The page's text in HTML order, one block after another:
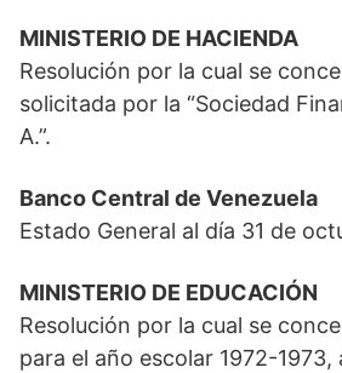
MINISTERIO DE HACIENDA
Resolución por la cual se
solicitada por la “Sociedad
A.”.
Banco Central de Venezuela
Estado General al día 31 de
MINISTERIO DE EDUCACIÓN
Resolución por la cual se
para el año escolar 1972-1973,